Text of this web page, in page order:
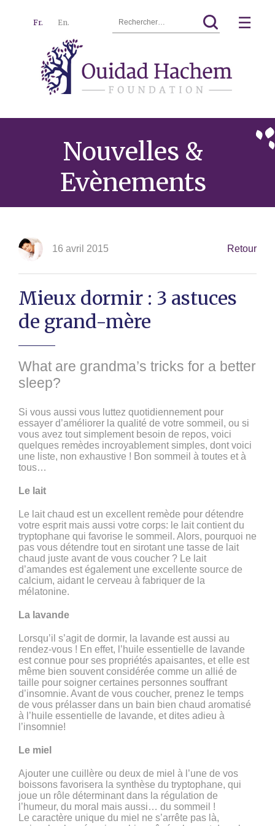
Hachem
Fr. En. ☰
Nouvelles &
Evènements
16 avril 2015 Retour
Mieux dormir : 3 astuces
de grand-mère
What are grandma’s tricks for a better
sleep?
Si vous aussi vous luttez quotidiennement pour
essayer d’améliorer la qualité de votre sommeil, ou si
vous avez tout simplement besoin de repos, voici
quelques remèdes incroyablement simples, dont voici
une liste, non exhaustive ! Bon sommeil à toutes et à
tous…
Le lait
Le lait chaud est un excellent remède pour détendre
votre esprit mais aussi votre corps: le lait contient du
tryptophane qui favorise le sommeil. Alors, pourquoi ne
pas vous détendre tout en sirotant une tasse de lait
chaud juste avant de vous coucher ? Le lait
d’amandes est également une excellente source de
calcium, aidant le cerveau à fabriquer de la
mélatonine.
La lavande
Lorsqu’il s’agit de dormir, la lavande est aussi au
rendez-vous ! En effet, l’huile essentielle de lavande
est connue pour ses propriétés apaisantes, et elle est
même bien souvent considérée comme un allié de
taille pour soigner certaines personnes souffrant
d’insomnie. Avant de vous coucher, prenez le temps
de vous prélasser dans un bain bien chaud aromatisé
à l’huile essentielle de lavande, et dites adieu à
l’insomnie!
Le miel
Ajouter une cuillère ou deux de miel à l’une de vos
boissons favorisera la synthèse du tryptophane, qui
joue un rôle déterminant dans la régulation de
l’humeur, du moral mais aussi… du sommeil !
Le caractère unique du miel ne s’arrête pas là,